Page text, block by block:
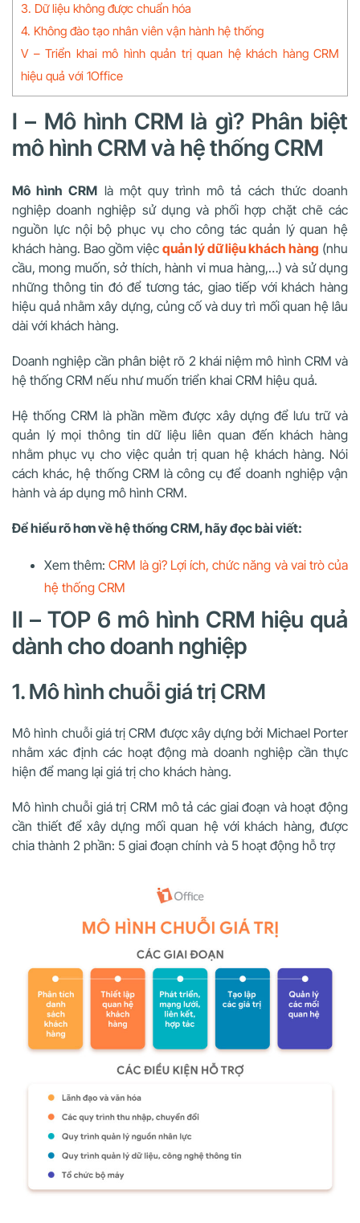
3. Dữ liệu không được chuẩn hóa
4. Không đào tạo nhân viên vận hành hệ thống
V – Triển khai mô hình quản trị quan hệ khách hàng CRM
hiệu quả với 1Office
I – Mô hình CRM là gì? Phân biệt
mô hình CRM và hệ thống CRM
Mô hình CRM là một quy trình mô tả cách thức doanh
nghiệp doanh nghiệp sử dụng và phối hợp chặt chẽ các
nguồn lực nội bộ phục vụ cho công tác quản lý quan hệ
khách hàng. Bao gồm việc quản lý dữ liệu khách hàng (nhu
cầu, mong muốn, sở thích, hành vi mua hàng,…) và sử dụng
những thông tin đó để tương tác, giao tiếp với khách hàng
hiệu quả nhằm xây dựng, củng cố và duy trì mối quan hệ lâu
dài với khách hàng.
Doanh nghiệp cần phân biệt rõ 2 khái niệm mô hình CRM và
hệ thống CRM nếu như muốn triển khai CRM hiệu quả.
Hệ thống CRM là phần mềm được xây dựng để lưu trữ và
quản lý mọi thông tin dữ liệu liên quan đến khách hàng
nhằm phục vụ cho việc quản trị quan hệ khách hàng. Nói
cách khác, hệ thống CRM là công cụ để doanh nghiệp vận
hành và áp dụng mô hình CRM.
Để hiểu rõ hơn về hệ thống CRM, hãy đọc bài viết:
Xem thêm:CRM là gì? Lợi ích, chức năng và vai trò của
hệ thống CRM
II – TOP 6 mô hình CRM hiệu quả
dành cho doanh nghiệp
1. Mô hình chuỗi giá trị CRM
Mô hình chuỗi giá trị CRM được xây dựng bởi Michael Porter
nhằm xác định các hoạt động mà doanh nghiệp cần thực
hiện để mang lại giá trị cho khách hàng.
Mô hình chuỗi giá trị CRM mô tả các giai đoạn và hoạt động
cần thiết để xây dựng mối quan hệ với khách hàng, được
chia thành 2 phần: 5 giai đoạn chính và 5 hoạt động hỗ trợ